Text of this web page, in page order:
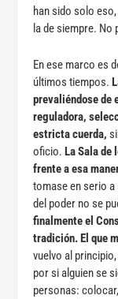
han sido solo
la de siempre.
En ese marco es
últimos tiempos.
prevaliéndose de
reguladora,
estricta cuerda,
oficio.La Sala de
frente a esa
tomase en serio
del poder no se
finalmente el
tradición. El que
vuelvo al
por si alguien se
personas: